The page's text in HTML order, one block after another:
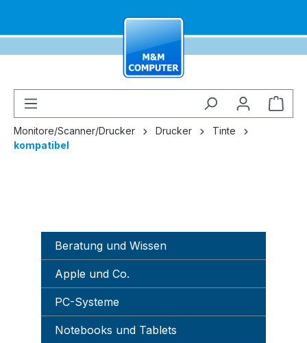
Monitore/Scanner/Drucker Drucker
Tinte
kompatibel
Beratung und Wissen
Apple und Co.
PC-Systeme
Notebooks und Tablets